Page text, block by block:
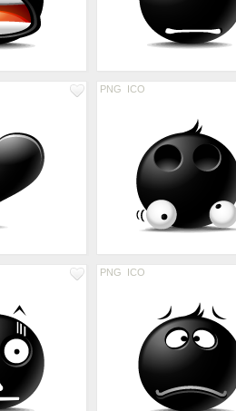
PNG ICO
PNG ICO